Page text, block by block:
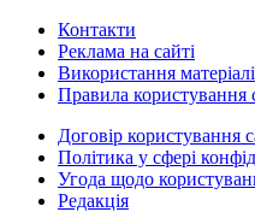
Контакти
Реклама на сайті
Використання
Правила користування
Договір користування
Політика у сфері
Угода щодо
Редакція